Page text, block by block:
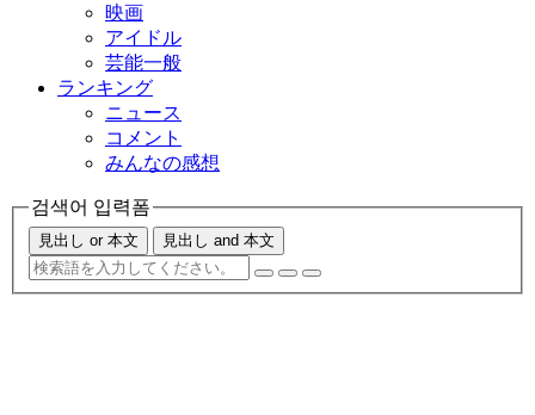
映画
アイドル
芸能一般
ランキング
ニュース
コメント
みんなの感想
검색어 입력폼
見出し or 本文 見出し and 本文